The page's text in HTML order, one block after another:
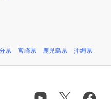
県 宮崎県 鹿児島県 沖縄県